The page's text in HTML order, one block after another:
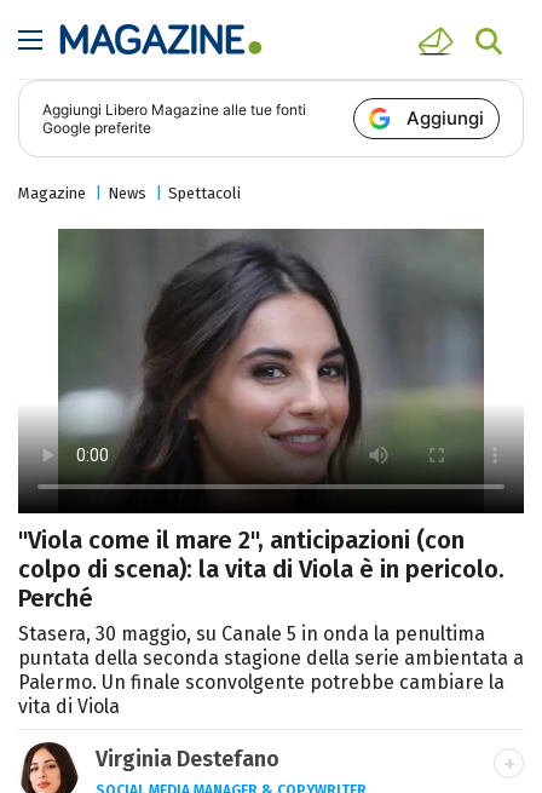
Aggiungi Libero Magazine alle tue fonti
Google preferite
Aggiungi
Magazine News Spettacoli
"Viola come il mare 2", anticipazioni (con
colpo di scena): la vita di Viola è in pericolo.
Perché
Stasera, 30 maggio, su Canale 5 in onda la penultima
puntata della seconda stagione della serie ambientata a
Palermo. Un finale sconvolgente potrebbe cambiare la
vita di Viola
Virginia Destefano